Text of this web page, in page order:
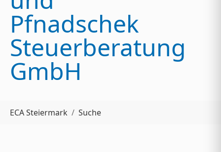
Pfnadschek
Steuerberatung
GmbH
ECA Steiermark Suche